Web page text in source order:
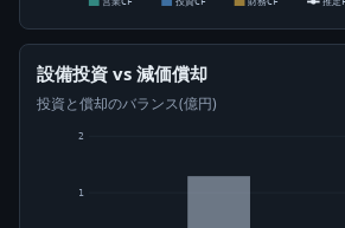
設備投資 vs 減価償却
投資と償却のバランス(億円)
1
2